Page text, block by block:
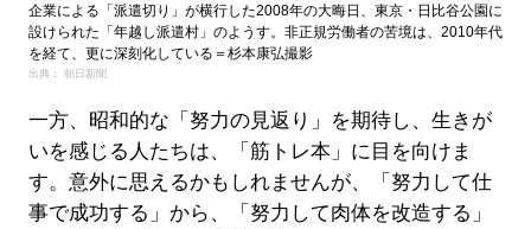
企業による「派遣切り」が横行した2008年の大晦日、東京・日比谷公園に
設けられた「年越し派遣村」のようす。非正規労働者の苦境は、2010年代
を経て、更に深刻化している＝杉本康弘撮影
出典： 朝日新聞
一方、昭和的な「努力の見返り」を期待し、生きが
いを感じる人たちは、「筋トレ本」に目を向けま
す。意外に思えるかもしれませんが、「努力して仕
事で成功する」から、「努力して肉体を改造する」